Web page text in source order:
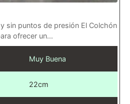
sin puntos de presión El Colchón
ofrecer un...
Muy Buena
22cm